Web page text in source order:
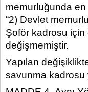
memurluğunda en
“2) Devlet
Şoför kadrosu
değişmemiştir.
Yapılan
savunma kadrosu